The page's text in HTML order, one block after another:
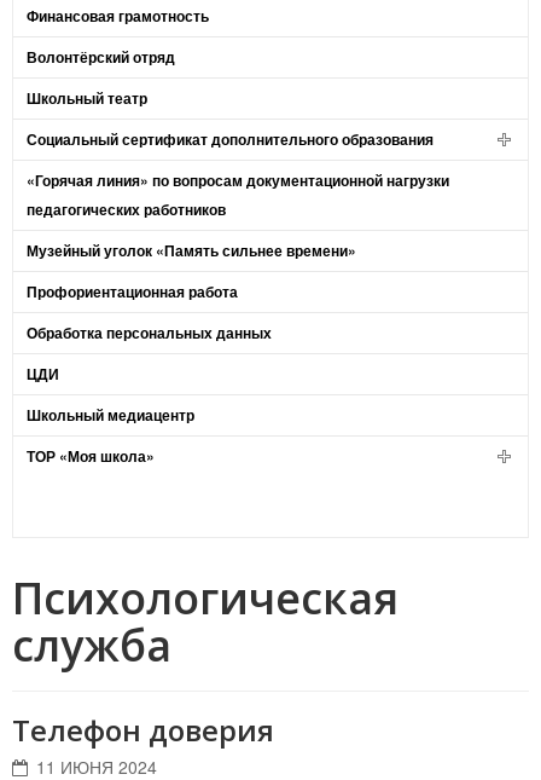
Финансовая грамотность
Волонтёрский отряд
Школьный театр
Социальный сертификат дополнительного образования
«Горячая линия» по вопросам документационной нагрузки
педагогических работников
Музейный уголок «Память сильнее времени»
Профориентационная работа
Обработка персональных данных
ЦДИ
Школьный медиацентр
ТОР «Моя школа»
Психологическая
служба
Телефон доверия
11 ИЮНЯ 2024